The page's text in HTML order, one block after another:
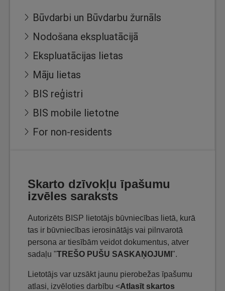
Būvdarbi un Būvdarbu žurnāls
Nodošana ekspluatācijā
Ekspluatācijas lietas
Māju lietas
BIS reģistri
BIS mobile lietotne
For non-residents
Skarto dzīvokļu īpašumu
izvēles saraksts
Autorizēts BISP lietotājs būvniecības lietā, kurā
tas ir būvniecības ierosinātājs vai pilnvarotā
persona ar tiesībām veidot dokumentus, atver
sadaļu "TREŠO PUŠU SASKAŅOJUMI ".
Lietotājs var uzsākt jaunu pierobežas īpašumu
atlasi, izvēloties darbību <Atlasīt skartos